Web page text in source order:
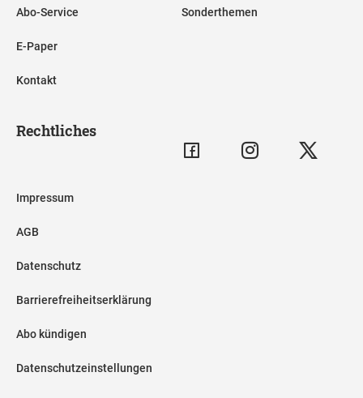
Abo-Service
E-Paper
Kontakt
Sonderthemen
Rechtliches
Impressum
AGB
Datenschutz
Barrierefreiheitserklärung
Abo kündigen
Datenschutzeinstellungen